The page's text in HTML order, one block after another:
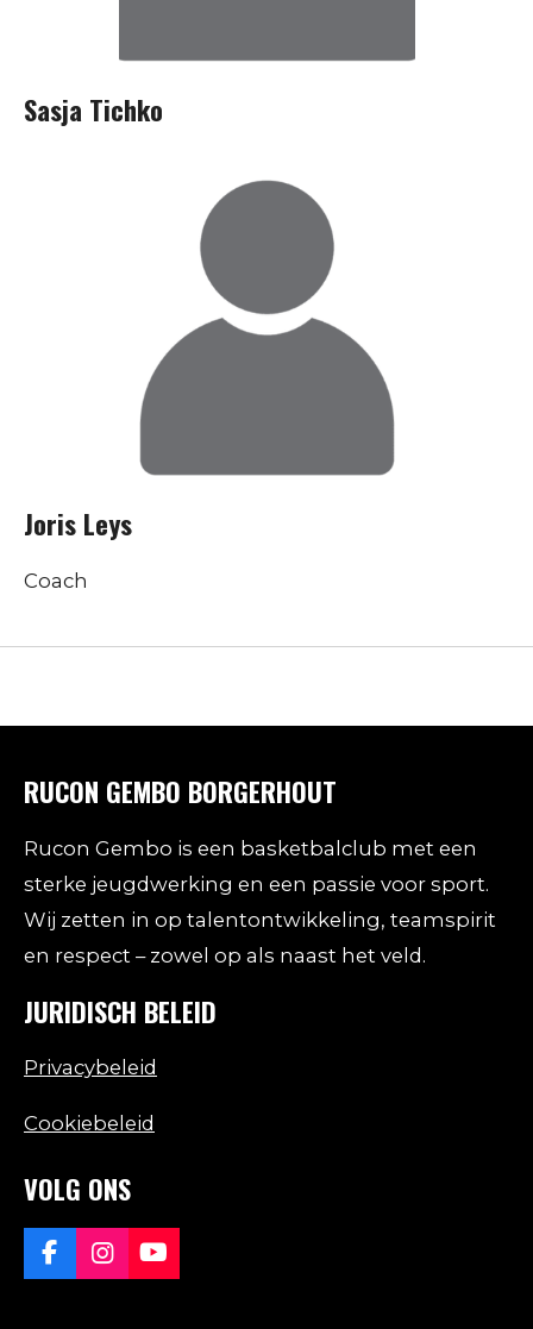
Sasja Tichko
Joris Leys
Coach
RUCON GEMBO BORGERHOUT
Rucon Gembo is een basketbalclub met een
sterke jeugdwerking en een passie voor sport.
Wij zetten in op talentontwikkeling, teamspirit
en respect – zowel op als naast het veld.
JURIDISCH BELEID
Privacybeleid
Cookiebeleid
VOLG ONS
F
a
I
n
Y
o